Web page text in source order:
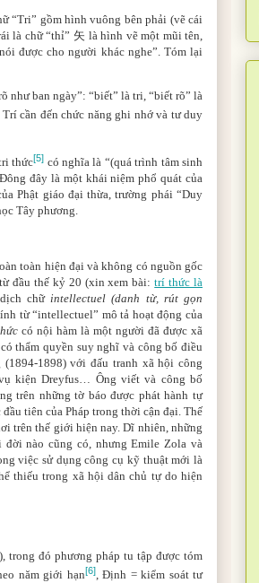
“Tri” gồm hình vuông bên phải (vẽ cái
là chữ “thỉ” 矢 là hình vẽ một mũi tên,
được cho người khác nghe”. Tóm lại
như ban ngày”: “biết” là tri, “biết rõ” là
cần đến chức năng ghi nhớ và tư duy
thức[5] có nghĩa là “(quá trình tâm sinh
đây là một khái niệm phổ quát của
Phật giáo đại thừa, trường phái “Duy
Tây phương.
toàn hiện đại và không có nguồn gốc
đầu thế kỷ 20 (xin xem bài:trí thức là
chữ intellectuel (danh từ, rút gọn
từ “intellectuel” mô tả hoạt động của
có nội hàm là một người đã được xã
thẩm quyền suy nghĩ và công bố điều
1898) với đấu tranh xã hội công
kiện Dreyfus… Ông viết và công bố
trên những tờ báo được phát hành tự
tiên của Pháp trong thời cận đại. Thế
trên thế giới hiện nay. Dĩ nhiên, những
nào cũng có, nhưng Emile Zola và
việc sử dụng công cụ kỹ thuật mới là
thiếu trong xã hội dân chủ tự do hiện
trong đó phương pháp tu tập được tóm
năm giới hạn[6], Định = kiểm soát tư